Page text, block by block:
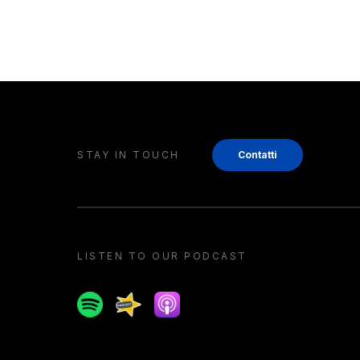
STAY IN TOUCH Contatti
LISTEN TO OUR PODCAST
SpotifySpreakerApple podcast